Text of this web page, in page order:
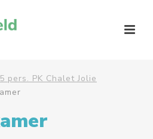
pers. PK Chalet Jolie